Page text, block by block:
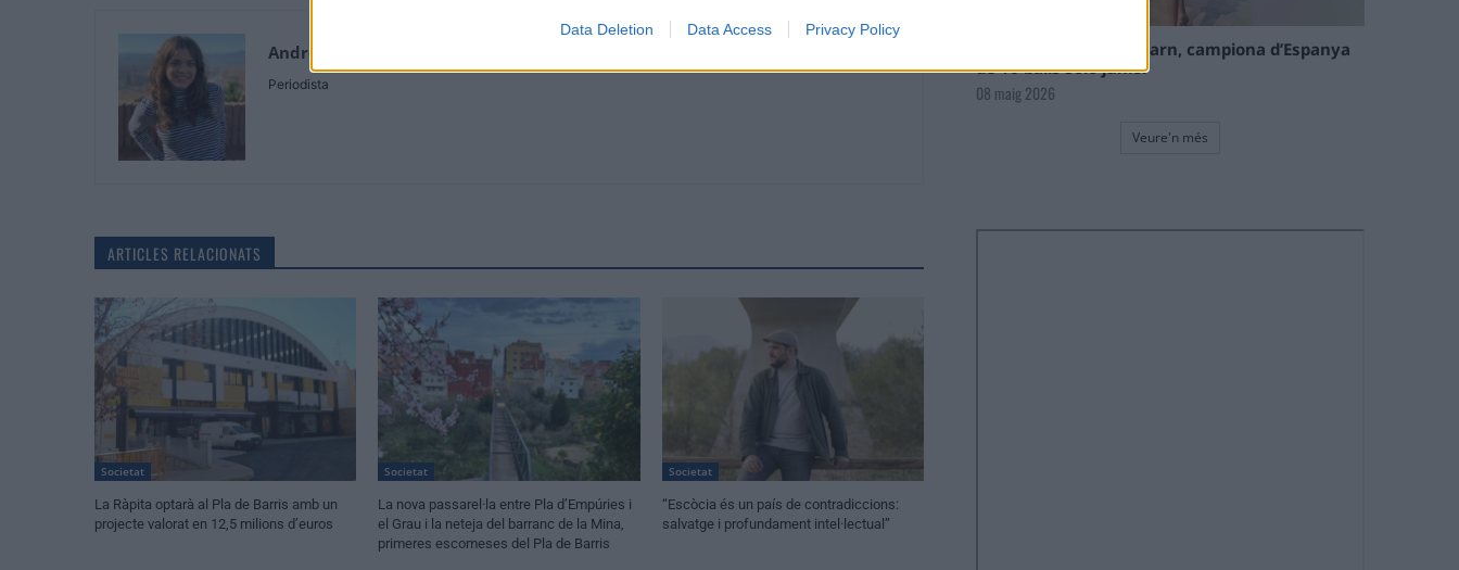
Data Deletion Data Access Privacy Policy
Andrea Capilla Acosta
Periodista
ARTICLES RELACIONATS
Societat
La Ràpita optarà al Pla de Barris amb un
projecte valorat en 12,5 milions d’euros
Societat
La nova passarel·la entre Pla d’Empúries i
el Grau i la neteja del barranc de la Mina,
primeres escomeses del Pla de Barris
Societat
“Escòcia és un país de contradiccions:
salvatge i profundament intel·lectual”
La tortosina Cinta Talarn, campiona d’Espanya
de 10 balls solo júnior
08 maig 2026
Veure'n més